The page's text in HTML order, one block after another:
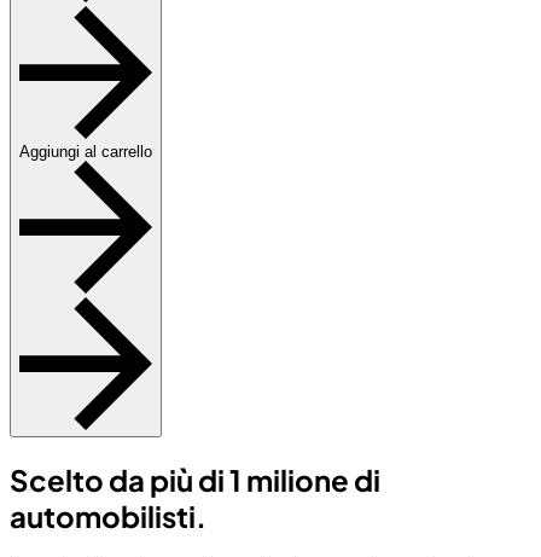
Aggiungi al carrello
Scelto da più di 1 milione di
automobilisti.